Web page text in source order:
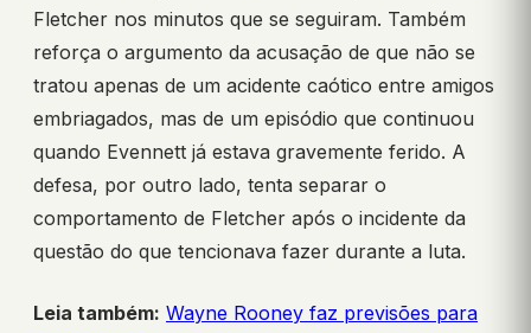
Fletcher nos minutos que se seguiram. Também
reforça o argumento da acusação de que não se
tratou apenas de um acidente caótico entre amigos
embriagados, mas de um episódio que continuou
quando Evennett já estava gravemente ferido. A
defesa, por outro lado, tenta separar o
comportamento de Fletcher após o incidente da
questão do que tencionava fazer durante a luta.
Leia também: Wayne Rooney faz previsões para